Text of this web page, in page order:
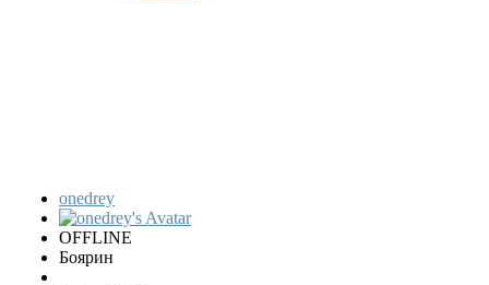
onedrey
OFFLINE
Боярин